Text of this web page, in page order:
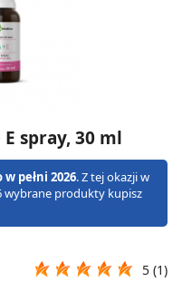
spray, 30 ml
w pełni 2026. Z tej okazji w
wybrane produkty kupisz
5 (1)